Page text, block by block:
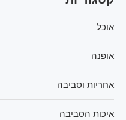
אוכל
אופנה
אחריות וסביבה
איכות הסביבה